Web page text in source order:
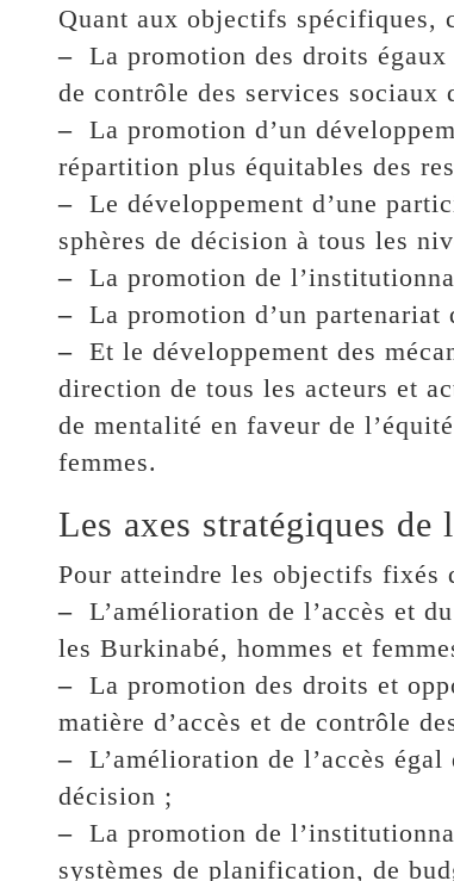
Quant aux objectifs spécifiques,
–La promotion des droits égaux
de contrôle des services sociaux
–La promotion d’un
répartition plus équitables des
–Le développement d’une
sphères de décision à tous les
–La promotion de
–La promotion d’un partenariat
–Et le développement des
direction de tous les acteurs et
de mentalité en faveur de
femmes.
Les axes stratégiques de
Pour atteindre les objectifs fixés
–L’amélioration de l’accès et
les Burkinabé, hommes et
–La promotion des droits et
matière d’accès et de contrôle
–L’amélioration de l’accès égal
décision ;
–La promotion de
systèmes de planification, de